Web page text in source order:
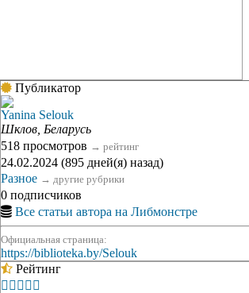
Публикатор
Yanina Selouk
Шклов, Беларусь
518 просмотров → рейтинг
24.02.2024 (895 дней(я) назад)
Разное → другие рубрики
0 подписчиков
Все статьи автора на Либмонстре
Официальная страница:
https://biblioteka.by/Selouk
Рейтинг
    